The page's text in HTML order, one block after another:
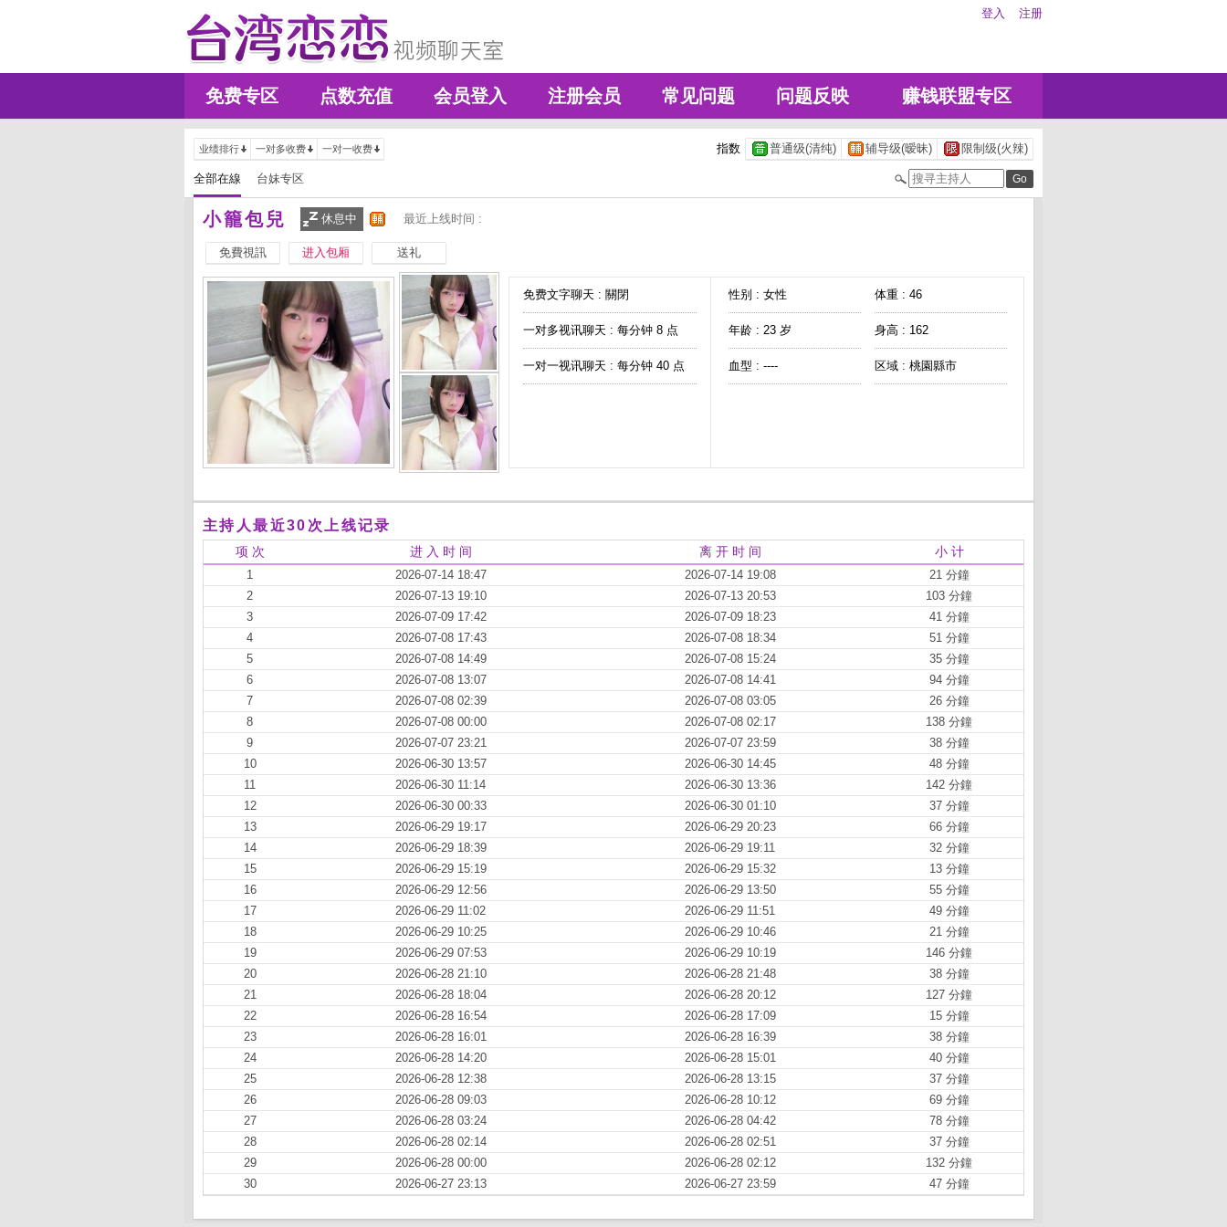
登入 注册
免费专区 点数充值 会员登入 注册会员 常见问题 问题反映 赚钱联盟专区
业绩排行 一对多收费 一对一收费 指数 普通级(清纯) 辅导级(暧昧) 限制级(火辣)
全部在線 台妹专区
小籠包兒 休息中 最近上线时间 :
免費視訊 进入包厢 送礼
免费文字聊天 : 關閉
一对多视讯聊天 : 每分钟 8 点
一对一视讯聊天 : 每分钟 40 点
性别 : 女性 体重 : 46
年龄 : 23 岁 身高 : 162
血型 : ---- 区域 : 桃園縣市
主持人最近30次上线记录
项 次 进 入 时 间 离 开 时 间 小 计
1 2026-07-14 18:47 2026-07-14 19:08
21 分鐘
2
2026-07-13 19:10 2026-07-13 20:53
103 分鐘
3
2026-07-09 17:42 2026-07-09 18:23
41 分鐘
4
2026-07-08 17:43 2026-07-08 18:34
51 分鐘
5
2026-07-08 14:49 2026-07-08 15:24
35 分鐘
6
2026-07-08 13:07 2026-07-08 14:41
94 分鐘
7
2026-07-08 02:39 2026-07-08 03:05
26 分鐘
8
2026-07-08 00:00 2026-07-08 02:17
138 分鐘
9
2026-07-07 23:21 2026-07-07 23:59
38 分鐘
10
2026-06-30 13:57 2026-06-30 14:45
48 分鐘
11
2026-06-30 11:14 2026-06-30 13:36
142 分鐘
12
2026-06-30 00:33 2026-06-30 01:10
37 分鐘
13
2026-06-29 19:17 2026-06-29 20:23
66 分鐘
14
2026-06-29 18:39 2026-06-29 19:11
32 分鐘
15
2026-06-29 15:19 2026-06-29 15:32
13 分鐘
16
2026-06-29 12:56 2026-06-29 13:50
55 分鐘
17
2026-06-29 11:02 2026-06-29 11:51
49 分鐘
18
2026-06-29 10:25 2026-06-29 10:46
21 分鐘
19
2026-06-29 07:53 2026-06-29 10:19
146 分鐘
20
2026-06-28 21:10 2026-06-28 21:48
38 分鐘
21
2026-06-28 18:04 2026-06-28 20:12
127 分鐘
22
2026-06-28 16:54 2026-06-28 17:09
15 分鐘
23
2026-06-28 16:01 2026-06-28 16:39
38 分鐘
24
2026-06-28 14:20 2026-06-28 15:01
40 分鐘
25
2026-06-28 12:38 2026-06-28 13:15
37 分鐘
26
2026-06-28 09:03 2026-06-28 10:12
69 分鐘
27
2026-06-28 03:24 2026-06-28 04:42
78 分鐘
28
2026-06-28 02:14 2026-06-28 02:51
37 分鐘
29
2026-06-28 00:00 2026-06-28 02:12
132 分鐘
30
2026-06-27 23:13 2026-06-27 23:59 47 分鐘